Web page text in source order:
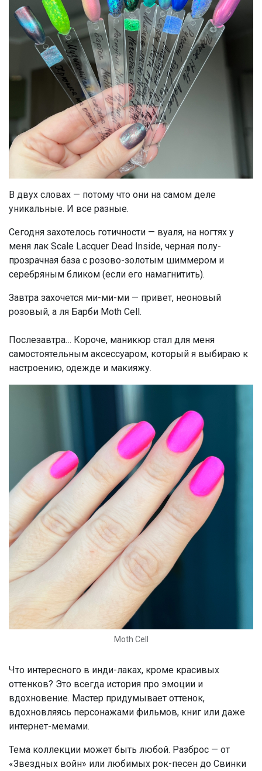
В двух словах — потому что они на самом деле
уникальные. И все разные.
Сегодня захотелось готичности — вуаля, на ногтях у
меня лак Scale Lacquer Dead Inside, черная полу-
прозрачная база с розово-золотым шиммером и
серебряным бликом (если его намагнитить).
Завтра захочется ми-ми-ми — привет, неоновый
розовый, а ля Барби Moth Cell.
Послезавтра… Короче, маникюр стал для меня
самостоятельным аксессуаром, который я выбираю к
настроению, одежде и макияжу.
Moth Cell
Что интересного в инди-лаках, кроме красивых
оттенков? Это всегда история про эмоции и
вдохновение. Мастер придумывает оттенок,
вдохновляясь персонажами фильмов, книг или даже
интернет-мемами.
Тема коллекции может быть любой. Разброс — от
«Звездных войн» или любимых рок-песен до Свинки